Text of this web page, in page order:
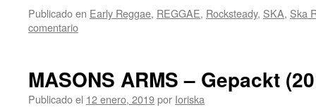
Publicado en Early Reggae, REGGAE, Rocksteady, SKA, Ska
comentario
MASONS ARMS – Gepackt
Publicado el 12 enero, 2019por Ioriska